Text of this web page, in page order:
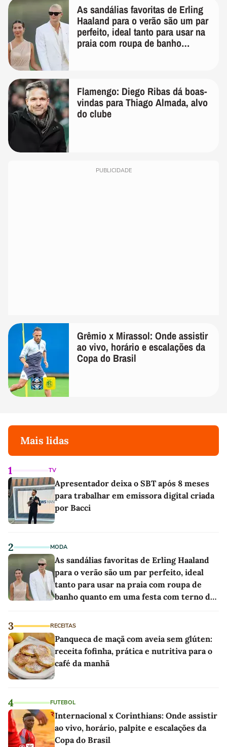
As sandálias favoritas de Erling
Haaland para o verão são um par
perfeito, ideal tanto para usar na
praia com roupa de banho
Flamengo: Diego Ribas dá boas-
vindas para Thiago Almada, alvo
do clube
PUBLICIDADE
Grêmio x Mirassol: Onde assistir
ao vivo, horário e escalações da
Copa do Brasil
Mais lidas
1 TV
Apresentador deixa o SBT após 8 meses
para trabalhar em emissora digital criada
por Bacci
2 MODA
As sandálias favoritas de Erling Haaland
para o verão são um par perfeito, ideal
tanto para usar na praia com roupa de
banho quanto em uma festa com terno de
3 RECEITAS
Panqueca de maçã com aveia sem glúten:
receita fofinha, prática e nutritiva para o
café da manhã
4 FUTEBOL
Internacional x Corinthians: Onde assistir
ao vivo, horário, palpite e escalações da
Copa do Brasil